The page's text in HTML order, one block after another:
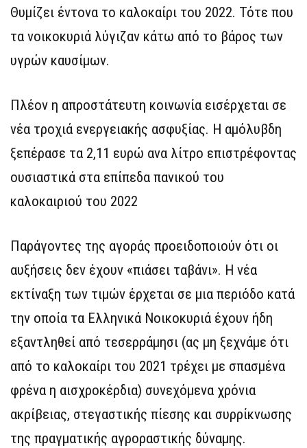
Θυμίζει έντονα το καλοκαίρι του 2022. Τότε που
τα νοικοκυριά λύγιζαν κάτω από το βάρος των
υγρών καυσίμων.
Πλέον η απροστάτευτη κοινωνία εισέρχεται σε
νέα τροχιά ενεργειακής ασφυξίας. Η αμόλυβδη
ξεπέρασε τα 2,11 ευρώ ανα λίτρο επιστρέφοντας
ουσιαστικά στα επίπεδα πανικού του
καλοκαιριού του 2022
Παράγοντες της αγοράς προειδοποιούν ότι οι
αυξήσεις δεν έχουν «πιάσει ταβάνι». Η νέα
εκτίναξη των τιμών έρχεται σε μια περιόδο κατά
την οποία τα Ελληνικά Νοικοκυριά έχουν ήδη
εξαντληθεί από τεσερράμησι (ας μη ξεχνάμε ότι
από το καλοκαίρι του 2021 τρέχει με σπασμένα
φρένα η αισχροκέρδια) συνεχόμενα χρόνια
ακρίβειας, στεγαστικής πίεσης και συρρίκνωσης
της πραγματικής αγροραστικής δύναμης.